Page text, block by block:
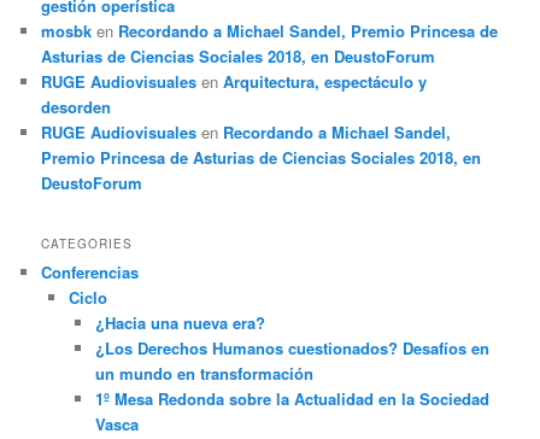
gestión operística
mosbk en Recordando a Michael Sandel, Premio Princesa de
Asturias de Ciencias Sociales 2018, en DeustoForum
RUGE Audiovisuales enArquitectura, espectáculo y
desorden
RUGE Audiovisuales en Recordando a Michael Sandel,
Premio Princesa de Asturias de Ciencias Sociales 2018, en
DeustoForum
CATEGORIES
Conferencias
Ciclo
¿Hacia una nueva era?
¿Los Derechos Humanos cuestionados? Desafíos en
un mundo en transformación
1º Mesa Redonda sobre la Actualidad en la Sociedad
Vasca